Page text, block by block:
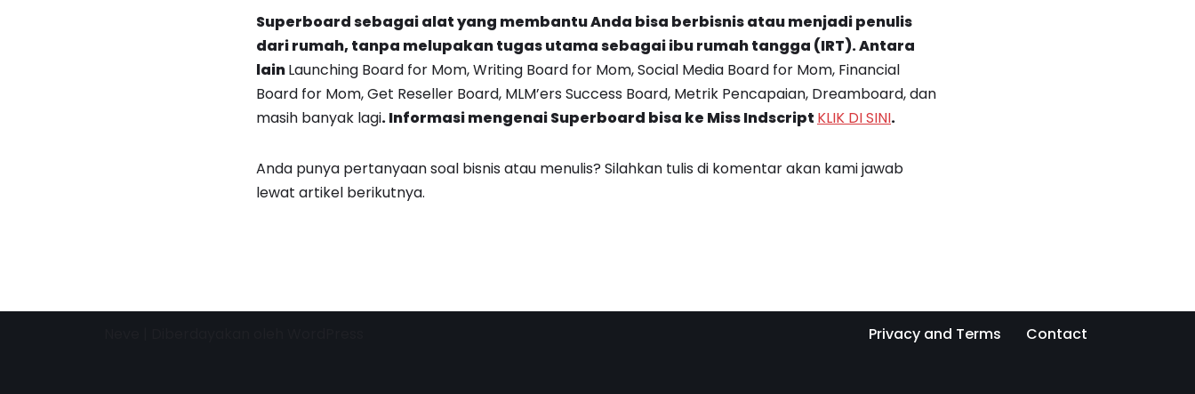
Superboard sebagai alat yang membantu Anda bisa berbisnis atau menjadi penulis
dari rumah, tanpa melupakan tugas utama sebagai ibu rumah tangga (IRT). Antara
lainLaunching Board for Mom, Writing Board for Mom, Social Media Board for Mom, Financial
Board for Mom, Get Reseller Board, MLM’ers Success Board, Metrik Pencapaian, Dreamboard, dan
masih banyak lagi.Informasi mengenaiSuperboard bisa ke Miss Indscript KLIK DI SINI.
Anda punya pertanyaan soal bisnis atau menulis? Silahkan tulis di komentar akan kami jawab
lewat artikel berikutnya.
Privacy and Terms Contact